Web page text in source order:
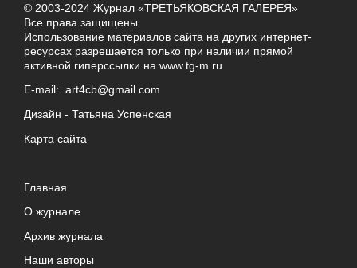
© 2003-2024 Журнал «ТРЕТЬЯКОВСКАЯ ГАЛЕРЕЯ»
Все права защищены
Использование материалов сайта на других интернет-
ресурсах разрешается только при наличии прямой
активной гиперссылки на www.tg-m.ru
E-mail: art4cb@gmail.com
Дизайн - Татьяна Успенская
Карта сайта
Главная
О журнале
Архив журнала
Наши авторы